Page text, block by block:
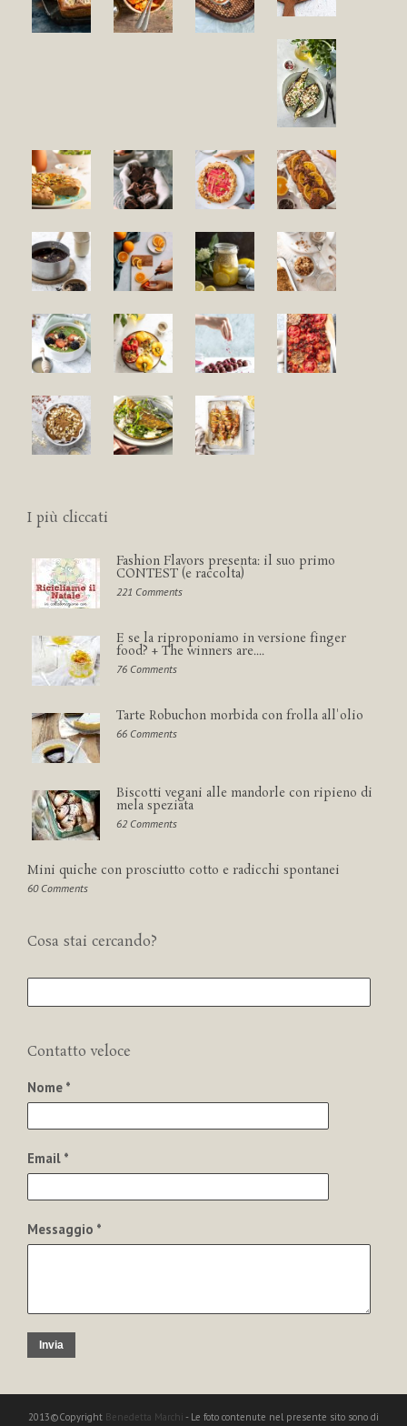
I più cliccati
Fashion Flavors presenta: il suo primo
CONTEST (e raccolta)
221 Comments
E se la riproponiamo in versione finger
food? + The winners are....
76 Comments
Tarte Robuchon morbida con frolla all'olio
66 Comments
Biscotti vegani alle mandorle con ripieno di
mela speziata
62 Comments
Mini quiche con prosciutto cotto e radicchi spontanei
60 Comments
Cosa stai cercando?
Contatto veloce
Nome *
Email *
Messaggio *
Invia
2013©Copyright Benedetta Marchi - Le foto contenute nel presente sito sono di